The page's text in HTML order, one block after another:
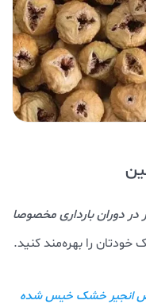
دوران بارداری مخصوصا
را بهره‌مند کنید.
انجیر خشک خیس شده